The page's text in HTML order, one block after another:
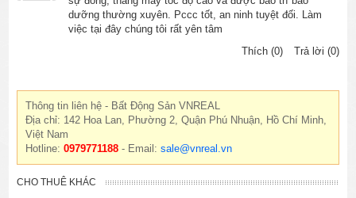
dưỡng thường xuyên. Pccc tốt, an ninh tuyệt đối. Làm
việc tại đây chúng tôi rất yên tâm
Thích (0)
Trả lời (0)
Thông tin liên hệ - Bất Động Sản VNREAL
Địa chỉ: 142 Hoa Lan, Phường 2, Quận Phú Nhuận, Hồ Chí Minh,
Việt Nam
Hotline:0979771188 - Email:sale@vnreal.vn
CHO THUÊ KHÁC